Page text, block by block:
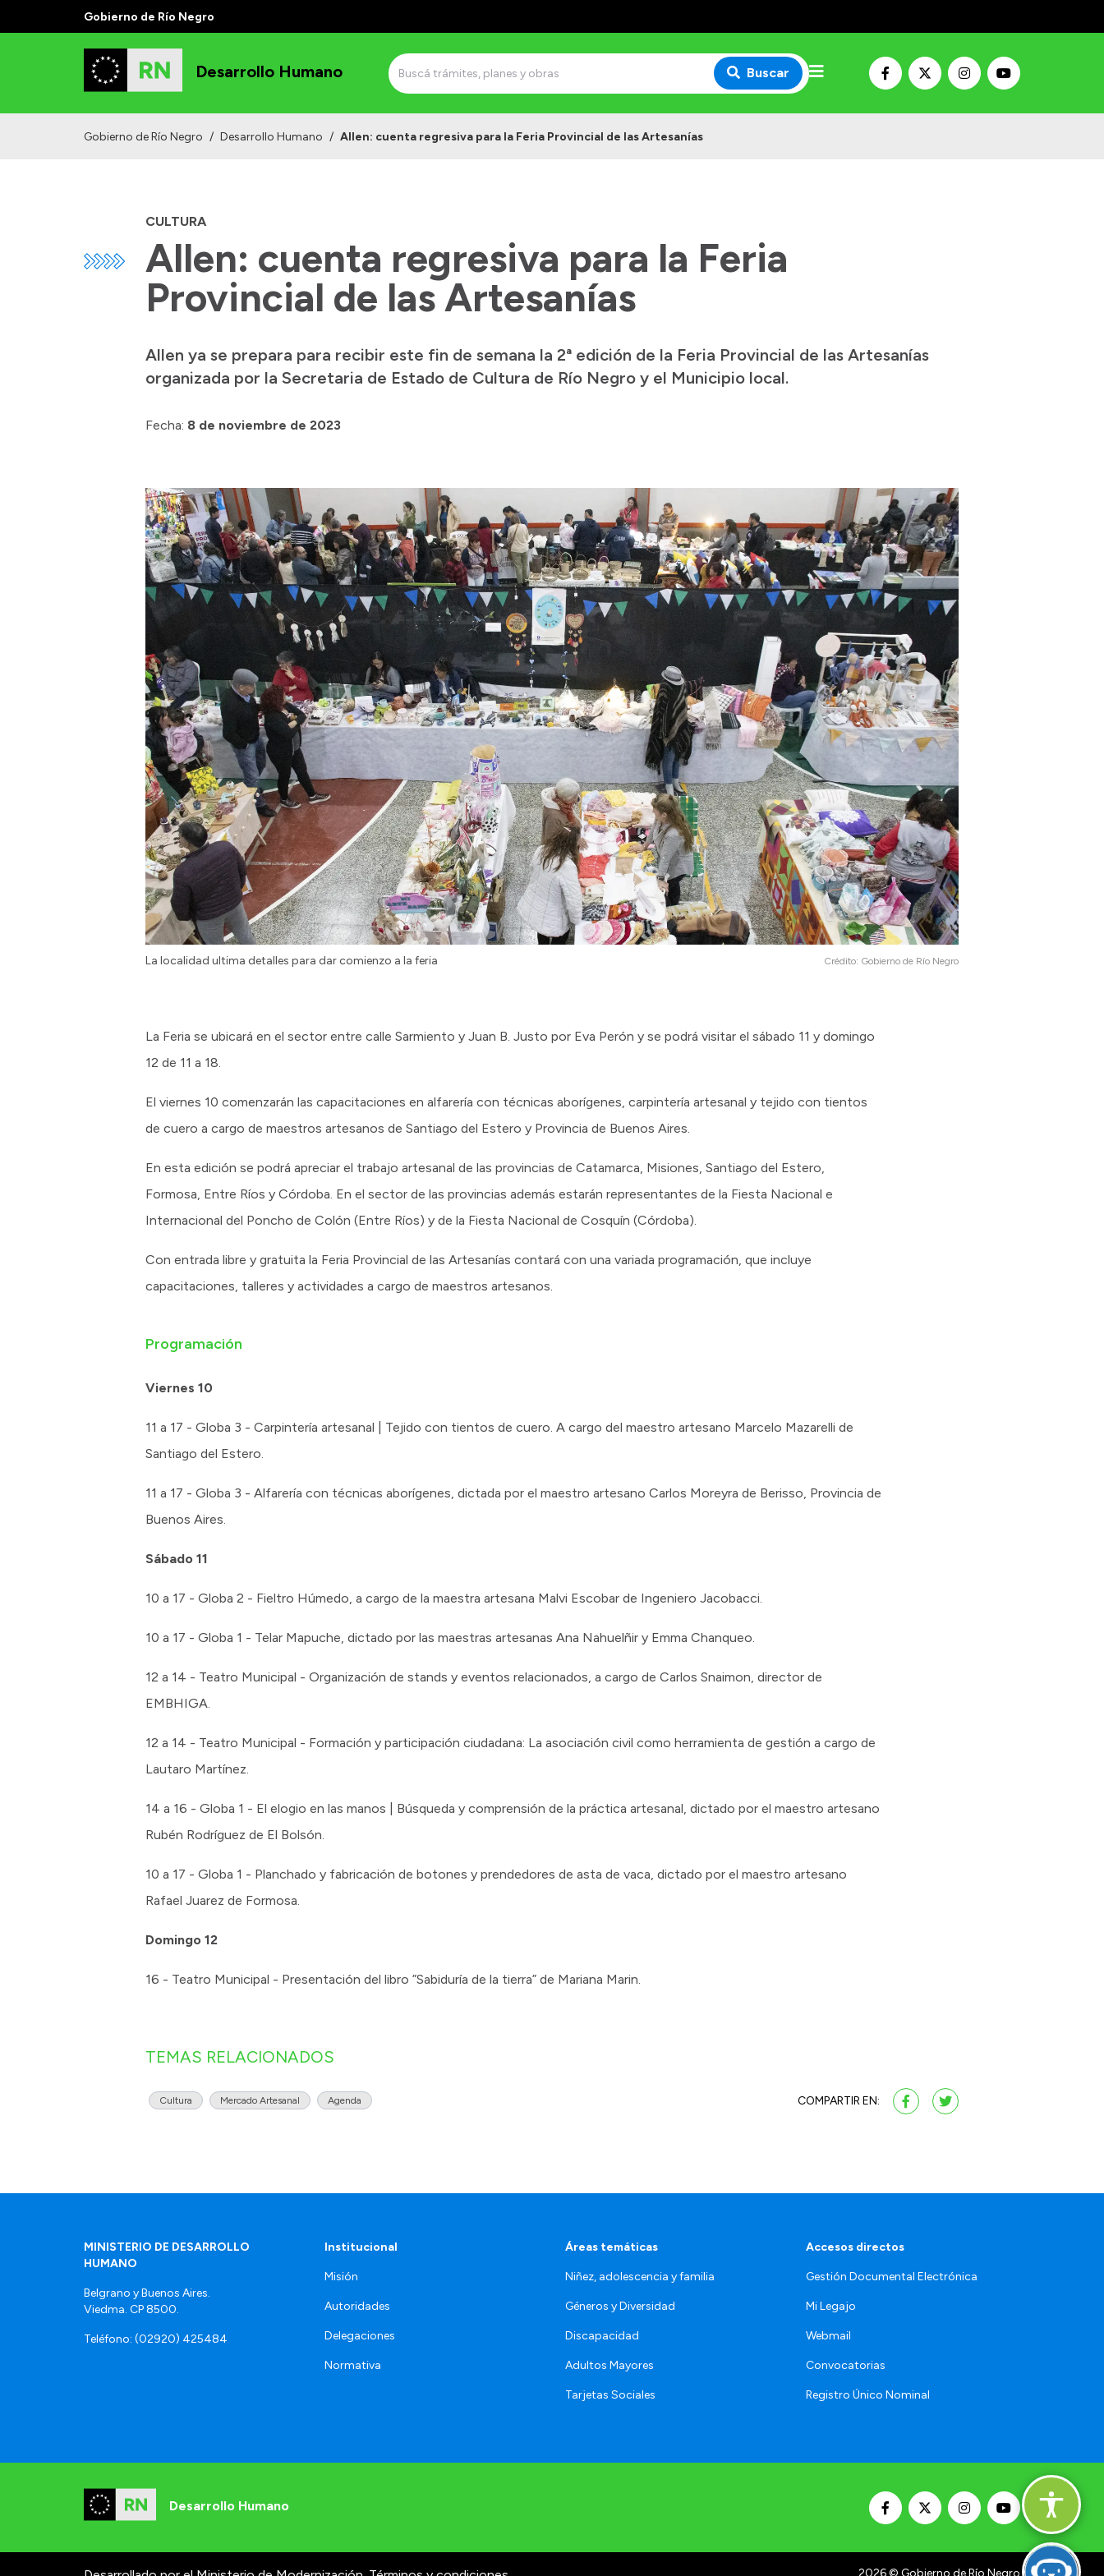
Gobierno de Río Negro
Desarrollo Humano Buscar
Gobierno de Río Negro / Desarrollo Humano / Allen: cuenta regresiva para la Feria Provincial de las Artesanías
CULTURA
Allen: cuenta regresiva para la Feria
Provincial de las Artesanías
Allen ya se prepara para recibir este fin de semana la 2ª edición de la Feria Provincial de las Artesanías
organizada por la Secretaria de Estado de Cultura de Río Negro y el Municipio local.
Fecha: 8 de noviembre de 2023
La localidad ultima detalles para dar comienzo a la feria Crédito: Gobierno de Río Negro
La Feria se ubicará en el sector entre calle Sarmiento y Juan B. Justo por Eva Perón y se podrá visitar el sábado 11 y domingo
12 de 11 a 18.
El viernes 10 comenzarán las capacitaciones en alfarería con técnicas aborígenes, carpintería artesanal y tejido con tientos
de cuero a cargo de maestros artesanos de Santiago del Estero y Provincia de Buenos Aires.
En esta edición se podrá apreciar el trabajo artesanal de las provincias de Catamarca, Misiones, Santiago del Estero,
Formosa, Entre Ríos y Córdoba. En el sector de las provincias además estarán representantes de la Fiesta Nacional e
Internacional del Poncho de Colón (Entre Ríos) y de la Fiesta Nacional de Cosquín (Córdoba).
Con entrada libre y gratuita la Feria Provincial de las Artesanías contará con una variada programación, que incluye
capacitaciones, talleres y actividades a cargo de maestros artesanos.
Programación
Viernes 10
11 a 17 - Globa 3 - Carpintería artesanal | Tejido con tientos de cuero. A cargo del maestro artesano Marcelo Mazarelli de
Santiago del Estero.
11 a 17 - Globa 3 - Alfarería con técnicas aborígenes, dictada por el maestro artesano Carlos Moreyra de Berisso, Provincia de
Buenos Aires.
Sábado 11
10 a 17 - Globa 2 - Fieltro Húmedo, a cargo de la maestra artesana Malvi Escobar de Ingeniero Jacobacci.
10 a 17 - Globa 1 - Telar Mapuche, dictado por las maestras artesanas Ana Nahuelñir y Emma Chanqueo.
12 a 14 - Teatro Municipal - Organización de stands y eventos relacionados, a cargo de Carlos Snaimon, director de
EMBHIGA.
12 a 14 - Teatro Municipal - Formación y participación ciudadana: La asociación civil como herramienta de gestión a cargo de
Lautaro Martínez.
14 a 16 - Globa 1 - El elogio en las manos | Búsqueda y comprensión de la práctica artesanal, dictado por el maestro artesano
Rubén Rodríguez de El Bolsón.
10 a 17 - Globa 1 - Planchado y fabricación de botones y prendedores de asta de vaca, dictado por el maestro artesano
Rafael Juarez de Formosa.
Domingo 12
16 - Teatro Municipal - Presentación del libro ”Sabiduría de la tierra” de Mariana Marin.
TEMAS RELACIONADOS
Cultura Mercado Artesanal Agenda COMPARTIR EN:
MINISTERIO DE DESARROLLO
HUMANO
Belgrano y Buenos Aires.
Viedma. CP 8500.
Teléfono: (02920) 425484
Institucional
Misión
Autoridades
Delegaciones
Normativa
Áreas temáticas
Niñez, adolescencia y familia
Géneros y Diversidad
Discapacidad
Adultos Mayores
Tarjetas Sociales
Accesos directos
Gestión Documental Electrónica
Mi Legajo
Webmail
Convocatorias
Registro Único Nominal
Desarrollo Humano
2026© Gobierno de Río Negro